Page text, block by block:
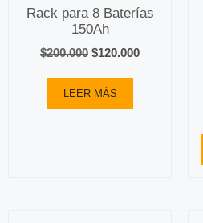
Rack para 8 Baterías
150Ah
$200.000 $120.000
LEER MÁS